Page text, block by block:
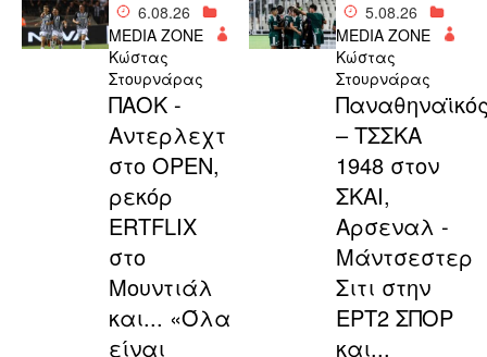
6.08.26
MEDIA ZONE
Κώστας
Στουρνάρας
ΠΑΟΚ -
Αντερλεχτ
στο OPEN,
ρεκόρ
ERTFLIX
στο
Μουντιάλ
και... «Όλα
είναι
5.08.26
MEDIA ZONE
Κώστας
Στουρνάρας
– ΤΣΣΚΑ
1948 στον
ΣΚΑΙ,
Αρσεναλ -
Μάντσεστερ
Σιτι στην
ΕΡΤ2 ΣΠΟΡ
και...